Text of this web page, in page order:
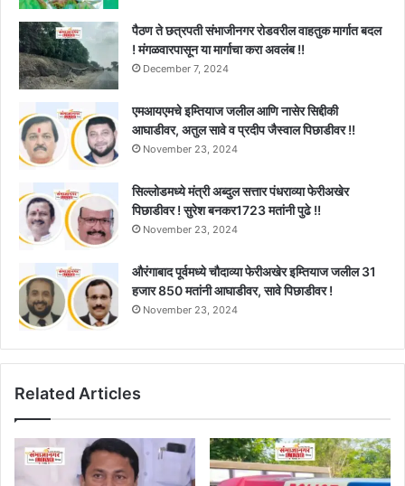
पैठण ते छत्रपती संभाजीनगर रोडवरील वाहतुक मार्गात बदल
! मंगळवारपासून या मार्गाचा करा अवलंब !!
December 7, 2024
एमआयएमचे इम्तियाज जलील आणि नासेर सिद्दीकी
आघाडीवर, अतुल सावे व प्रदीप जैस्वाल पिछाडीवर !!
November 23, 2024
सिल्लोडमध्ये मंत्री अब्दुल सत्तार पंधराव्या फेरीअखेर
पिछाडीवर ! सुरेश बनकर1723 मतांनी पुढे !!
November 23, 2024
औरंगाबाद पूर्वमध्ये चौदाव्या फेरीअखेर इम्तियाज जलील 31
हजार 850 मतांनी आघाडीवर, सावे पिछाडीवर !
November 23, 2024
Related Articles